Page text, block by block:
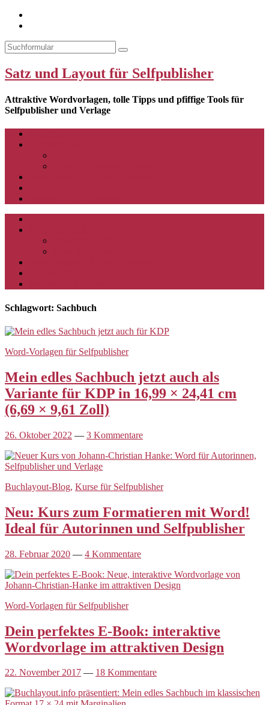
Satz und Layout für Selfpublisher
Attraktive Wordvorlagen, tolle Tipps und pfiffige Tools für
Selfpublisher und Verlage
Schlagwort: Sachbuch
Word-Vorlagen für Selfpublisher
Mein edles Sachbuch jetzt auch als
Variante für KDP in 16,99 × 24,41 cm
(6,69 × 9,61 Zoll)
26. Oktober 2022 — 3 Kommentare
Buchlayout-Blog, Kurse für Selfpublisher
Neu: Kurs zum Formatieren mit Word!
Ideal für Autorinnen und Selfpublisher
28. Februar 2020 — 4 Kommentare
Word-Vorlagen für Selfpublisher
Dein perfektes E-Book: interaktive
Wordvorlage im attraktiven Design
22. November 2017 — 18 Kommentare